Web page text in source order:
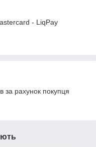
- LiqPay
за рахунок покупця